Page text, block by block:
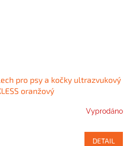
pro psy a kočky ultrazvukový
oranžový
Vyprodáno
DETAIL